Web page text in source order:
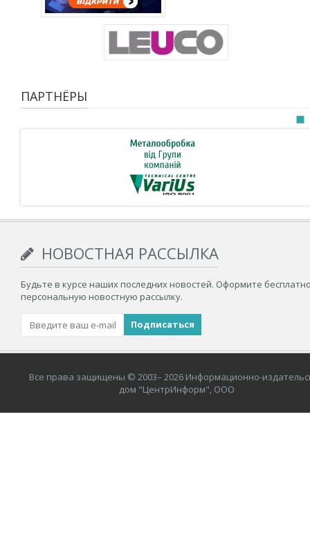
ПАРТНЁРЫ
НОВОСТНАЯ РАССЫЛКА
Будьте в курсе наших последних новостей. Оформите
персональную новостную рассылку.
Все права защищены © 2003– 2026 Информационно-
дом "ЦентрИнформ", ООО